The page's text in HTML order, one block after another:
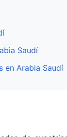
Saudí
en Arabia Saudí